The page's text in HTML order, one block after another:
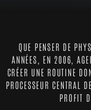
QUE PENSER DE
ANNÉES, EN 2006,
CRÉER UNE ROUTINE
PROCESSEUR CENTRAL
PROFIT